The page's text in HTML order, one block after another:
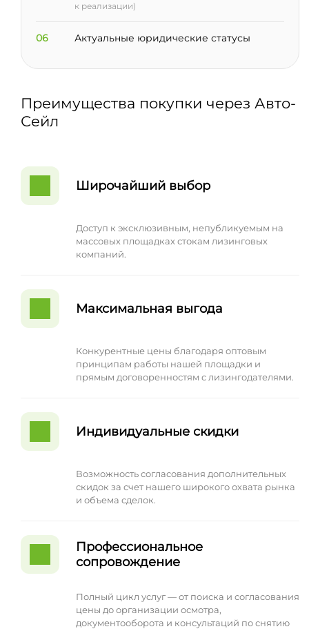
к реализации)
06 Актуальные юридические статусы
Преимущества покупки через Авто-
Сейл
Широчайший выбор
Доступ к эксклюзивным, непубликуемым на
массовых площадках стокам лизинговых
компаний.
Максимальная выгода
Конкурентные цены благодаря оптовым
принципам работы нашей площадки и
прямым договоренностям с лизингодателями.
Индивидуальные скидки
Возможность согласования дополнительных
скидок за счет нашего широкого охвата рынка
и объема сделок.
Профессиональное
сопровождение
Полный цикл услуг — от поиска и согласования
цены до организации осмотра,
документооборота и консультаций по снятию